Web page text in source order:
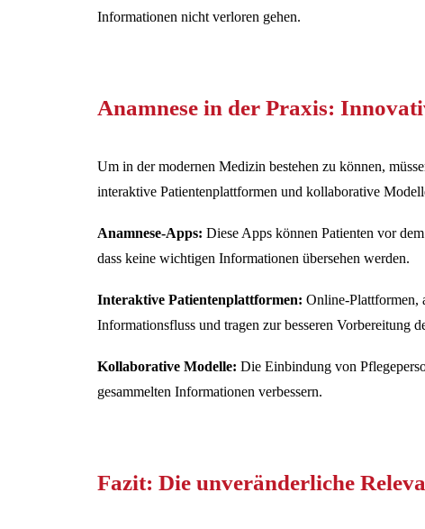
Informationen nicht verloren gehen.
Anamnese in der Praxis:
Um in der modernen Medizin bestehen zu können,
interaktive Patientenplattformen und kollaborative
Anamnese-Apps: Diese Apps können Patienten vor
dass keine wichtigen Informationen übersehen werden.
Interaktive Patientenplattformen: Online-Plattformen,
Informationsfluss und tragen zur besseren Vorbereitung
Kollaborative Modelle: Die Einbindung von
gesammelten Informationen verbessern.
Fazit: Die unveränderliche